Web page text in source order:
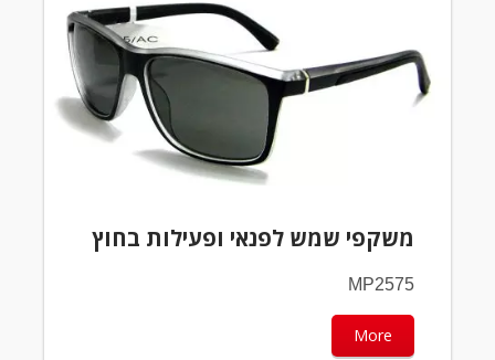
משקפי שמש לפנאי ופעילות בחוץ
MP2575
More